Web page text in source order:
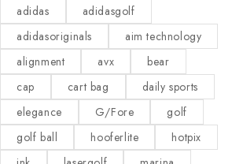
adidas
adidasgolf
adidasoriginals
aim technology
alignment
avx
bear
cap
cart bag
daily sports
elegance
G/Fore
golf
golf ball
hooferlite
hotpix